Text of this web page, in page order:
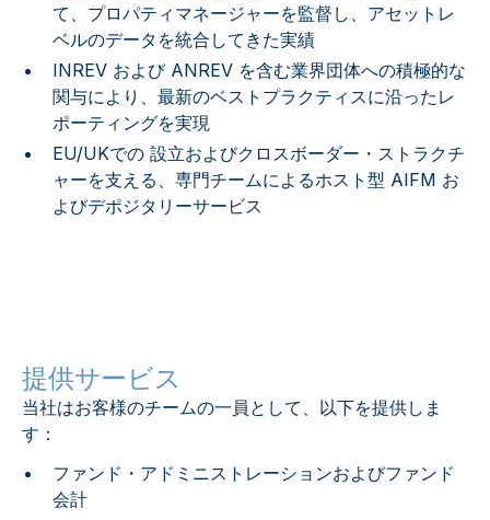
て、プロパティマネージャーを監督し、アセットレ
ベルのデータを統合してきた実績
INREV および ANREV を含む業界団体への積極的な
関与により、最新のベストプラクティスに沿ったレ
ポーティングを実現
EU/UKでの 設立およびクロスボーダー・ストラクチ
ャーを支える、専門チームによるホスト型 AIFM お
よびデポジタリーサービス
提供サービス
当社はお客様のチームの一員として、以下を提供しま
す：
ファンド・アドミニストレーションおよびファンド
会計